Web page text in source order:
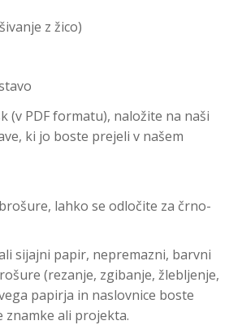
z žico)
(v PDF formatu), naložite na naši
ki jo boste prejeli v našem
lahko se odločite za črno-
sijajni papir, nepremazni, barvni
(rezanje, zgibanje, žlebljenje,
papirja in naslovnice boste
ali projekta.